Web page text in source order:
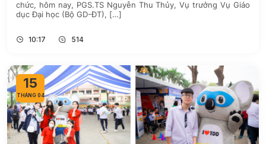
chức, hôm nay, PGS.TS Nguyễn Thu Thủy, Vụ trưởng Vụ Giáo
dục Đại học (Bộ GD-ĐT), […]
10:17 514
15
THÁNG 04